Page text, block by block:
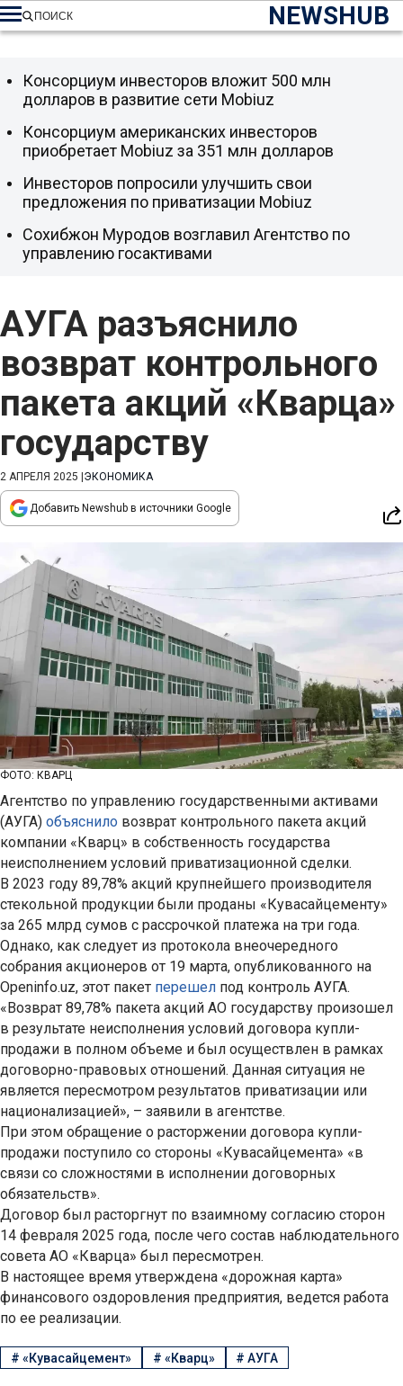
NEWSHUB
ПОИСК
АУГА разъяснило
возврат контрольного
пакета акций «Кварца»
государству
2 АПРЕЛЯ 2025 ЭКОНОМИКА
Добавить Newshub в источники Google
ФОТО: КВАРЦ
Агентство по управлению государственными активами
(АУГА) объяснило возврат контрольного пакета акций
компании «Кварц» в собственность государства
неисполнением условий приватизационной сделки.
В 2023 году 89,78% акций крупнейшего производителя
стекольной продукции были проданы «Кувасайцементу»
за 265 млрд сумов с рассрочкой платежа на три года.
Однако, как следует из протокола внеочередного
собрания акционеров от 19 марта, опубликованного на
Openinfo.uz, этот пакет перешел под контроль АУГА.
«Возврат 89,78% пакета акций АО государству произошел
в результате неисполнения условий договора купли-
продажи в полном объеме и был осуществлен в рамках
договорно-правовых отношений. Данная ситуация не
является пересмотром результатов приватизации или
национализацией», – заявили в агентстве.
При этом обращение о расторжении договора купли-
продажи поступило со стороны «Кувасайцемента» «в
связи со сложностями в исполнении договорных
обязательств».
Договор был расторгнут по взаимному согласию сторон
14 февраля 2025 года, после чего состав наблюдательного
совета АО «Кварца» был пересмотрен.
В настоящее время утверждена «дорожная карта»
финансового оздоровления предприятия, ведется работа
по ее реализации.
Консорциум инвесторов вложит 500 млн
долларов в развитие сети Mobiuz
Консорциум американских инвесторов
приобретает Mobiuz за 351 млн долларов
Инвесторов попросили улучшить свои
предложения по приватизации Mobiuz
Сохибжон Муродов возглавил Агентство по
управлению госактивами
# «Кувасайцемент» # «Кварц» #АУГА